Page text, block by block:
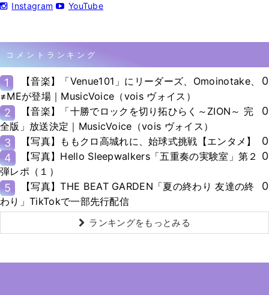
Instagram YouTube
コメントランキング
1
【音楽】「Venue101」にリーダーズ、Omoinotake、
≠MEが登場｜MusicVoice（vois ヴォイス）
0
2
【音楽】「十勝でロックを切り拓ひらく～ZION～ 完
全版」放送決定｜MusicVoice（vois ヴォイス）
0
3 【写真】ももクロ高城れに、始球式挑戦【エンタメ】
0
4
【写真】Hello Sleepwalkers「五重奏の実験室」第２
弾レポ（１）
0
5
【写真】THE BEAT GARDEN「夏の終わり 友達の終
わり」TikTokで一部先行配信
0
ランキングをもっとみる